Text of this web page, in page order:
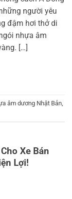
người yêu
đậm hơi thở di
nhựa âm
[…]
âm dương Nhật Bản
Xe Bán
Lợi!